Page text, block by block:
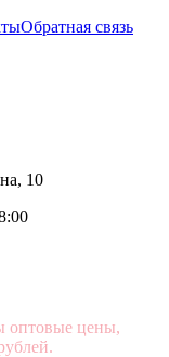
Обратная связь
10
оптовые цены,